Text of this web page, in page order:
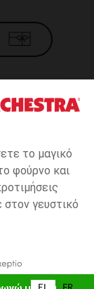
το μαγικό
φούρνο και
στον γευστικό
και στο σύστημα
Εμπορίου.